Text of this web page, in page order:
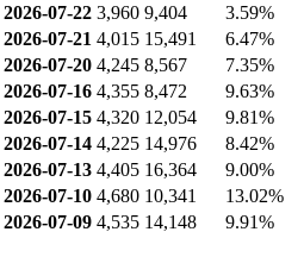
2026-07-22 3,960 9,404
3.59%
2026-07-21 4,015 15,491
6.47%
2026-07-20 4,245 8,567
7.35%
2026-07-16 4,355 8,472
9.63%
2026-07-15 4,320 12,054
9.81%
2026-07-14 4,225 14,976
8.42%
2026-07-13 4,405 16,364
9.00%
2026-07-10 4,680 10,341
13.02%
2026-07-09 4,535 14,148 9.91%